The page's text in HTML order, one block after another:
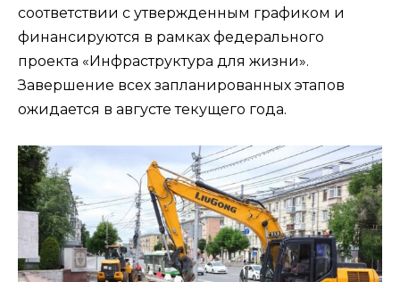
соответствии с утвержденным графиком и
финансируются в рамках федерального
проекта «Инфраструктура для жизни».
Завершение всех запланированных этапов
ожидается в августе текущего года.